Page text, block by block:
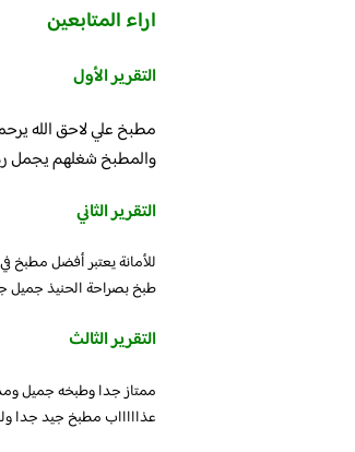
اراء المتابعين
التقرير الأول
مطبخ علي لاحق الله
والمطبخ شغلهم يجمل
التقرير الثاني
للأمانة يعتبر أفضل مطبخ
طبخ بصراحة الحنيذ جميل
التقرير الثالث
ممتاز جدا وطبخه جميل
عذاااااب مطبخ جيد جدا